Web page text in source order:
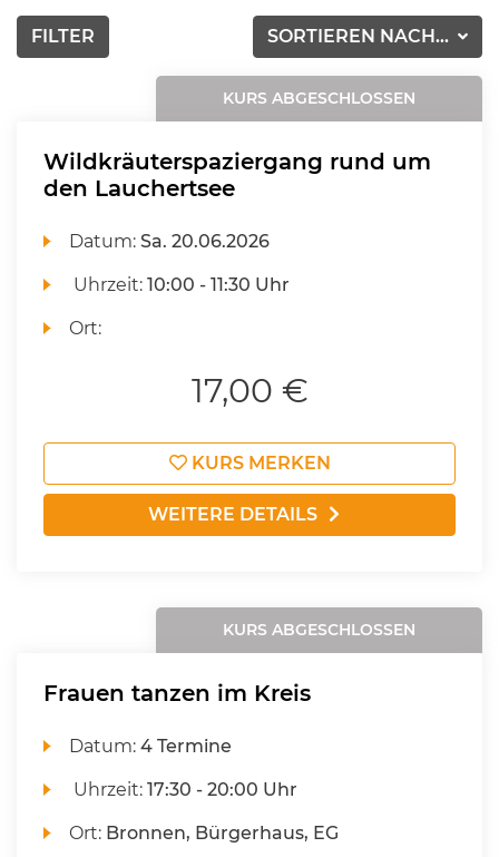
SORTIEREN NACH...
FILTER
KURS ABGESCHLOSSEN
Wildkräuterspaziergang rund um
den Lauchertsee
Datum:Sa. 20.06.2026
Uhrzeit:10:00 - 11:30 Uhr
Ort:
17,00 €
KURS MERKEN
WEITERE DETAILS
KURS ABGESCHLOSSEN
Frauen tanzen im Kreis
Datum:4 Termine
Uhrzeit:17:30 - 20:00 Uhr
Ort: Bronnen, Bürgerhaus, EG